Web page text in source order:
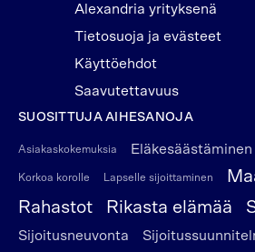
Alexandria yrityksenä
Tietosuoja ja evästeet
Käyttöehdot
Saavutettavuus
SUOSITTUJA AIHESANOJA
Asiakaskokemuksia Eläkesäästäminen
Korkoa korolle Lapselle sijoittaminen
Rahastot
Rikasta elämää
Sijoitusneuvonta